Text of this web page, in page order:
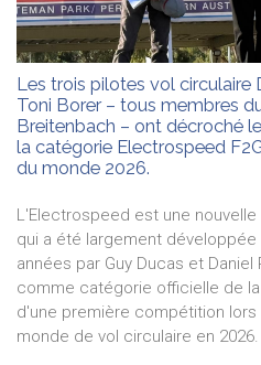
Les trois pilotes vol circulaire
Toni Borer – tous membres
Breitenbach – ont décroché
la catégorie Electrospeed
du monde 2026.
L'Electrospeed est une
qui a été largement
années par Guy Ducas et
comme catégorie officielle de
d'une première compétition lors
monde de vol circulaire en 2026.